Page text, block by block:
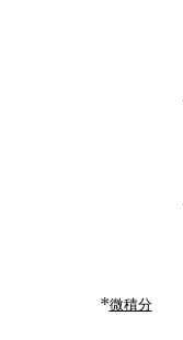
*微積分